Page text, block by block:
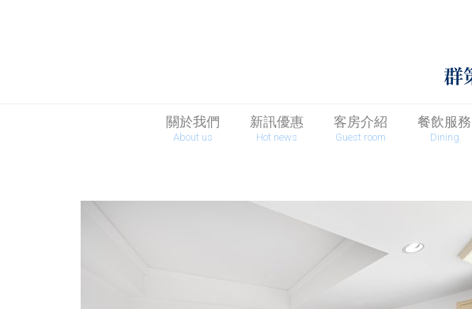
關於我們
About us
新訊優惠
Hot news
客房介紹
Guest room
餐飲服務
Dining